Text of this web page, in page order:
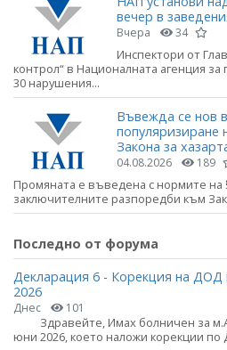
вечер в
Вчера 34
Инспектори от
контрол“ в Националната агенция
30 нарушения...
Въвежда се нов
популяризиране
Закона за
04.08.2026 189
Промяната е въведена с нормите на
заключителните разпоредби към
Последно от форума
Декларация 6 - Корекция на ДОД
2026
Днес 101
Здравейте, Имах болничен за
юни 2026, което наложи корекции по